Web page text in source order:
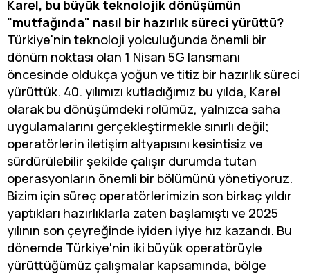
Karel, bu büyük teknolojik dönüşümün
"mutfağında" nasıl bir hazırlık süreci yürüttü?
Türkiye'nin teknoloji yolculuğunda önemli bir
dönüm noktası olan 1 Nisan 5G lansmanı
öncesinde oldukça yoğun ve titiz bir hazırlık süreci
yürüttük. 40. yılımızı kutladığımız bu yılda, Karel
olarak bu dönüşümdeki rolümüz, yalnızca saha
uygulamalarını gerçekleştirmekle sınırlı değil;
operatörlerin iletişim altyapısını kesintisiz ve
sürdürülebilir şekilde çalışır durumda tutan
operasyonların önemli bir bölümünü yönetiyoruz.
Bizim için süreç operatörlerimizin son birkaç yıldır
yaptıkları hazırlıklarla zaten başlamıştı ve 2025
yılının son çeyreğinde iyiden iyiye hız kazandı. Bu
dönemde Türkiye'nin iki büyük operatörüyle
yürüttüğümüz çalışmalar kapsamında, bölge